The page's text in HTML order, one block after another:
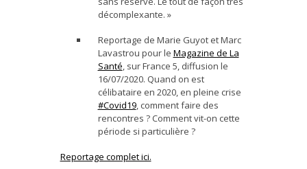
décomplexante. »
Reportage de Marie Guyot et Marc
Lavastrou pour le Magazine de La
Santé, sur France 5, diffusion le
16/07/2020. Quand on est
célibataire en 2020, en pleine crise
#Covid19, comment faire des
rencontres ? Comment vit-on cette
période si particulière ?
Reportage complet ici.